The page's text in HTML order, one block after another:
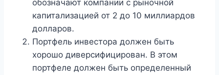
обозначают компании с рыночной
капитализацией от 2 до 10 миллиардов
долларов.
Портфель инвестора должен быть
хорошо диверсифицирован. В этом
портфеле должен быть определенный